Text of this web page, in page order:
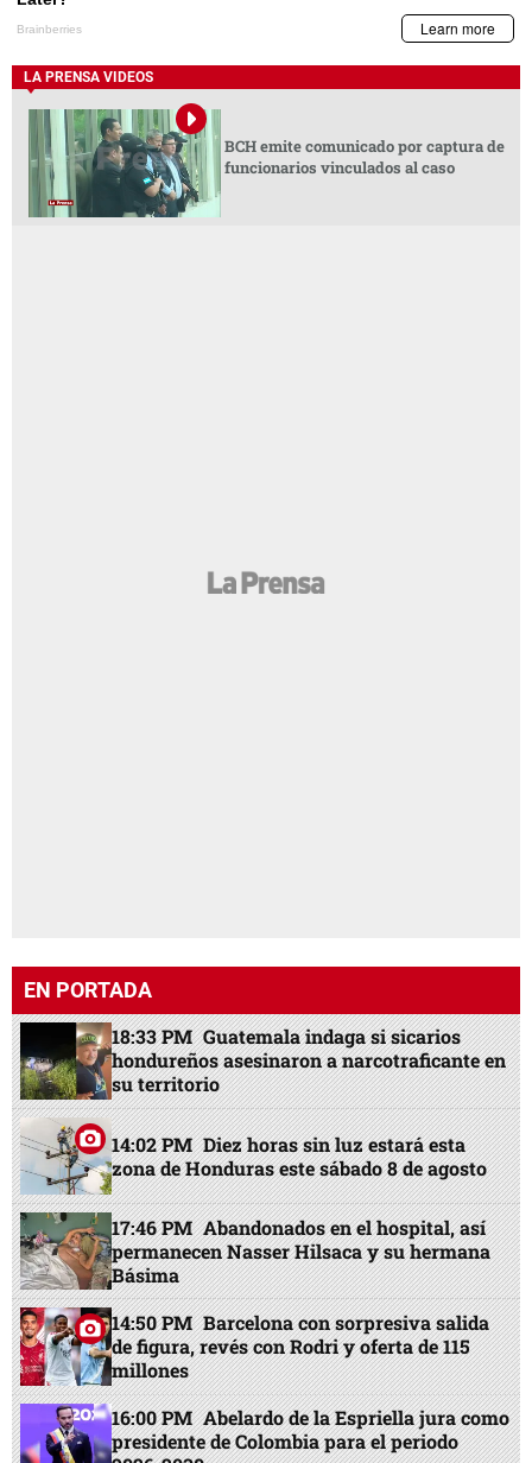
LA PRENSA VIDEOS
BCH emite comunicado por captura de
funcionarios vinculados al caso
EN PORTADA
18:33 PM Guatemala indaga si sicarios
hondureños asesinaron a narcotraficante en
su territorio
14:02 PM Diez horas sin luz estará esta
zona de Honduras este sábado 8 de agosto
17:46 PM Abandonados en el hospital, así
permanecen Nasser Hilsaca y su hermana
Básima
14:50 PM Barcelona con sorpresiva salida
de figura, revés con Rodri y oferta de 115
millones
16:00 PM Abelardo de la Espriella jura como
presidente de Colombia para el periodo